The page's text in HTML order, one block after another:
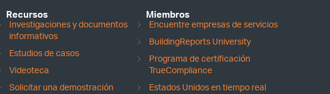
Recursos
Investigaciones y documentos
informativos
Estudios de casos
Videoteca
Solicitar una demostración
Miembros
Encuentre empresas de servicios
BuildingReports University
Programa de certificación
TrueCompliance
Estados Unidos en tiempo real